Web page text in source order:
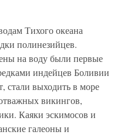
Тихого океана
полинезийцев.
на воду были первые
индейцев Боливии
стали выходить в море
викингов,
Каяки эскимосов и
галеоны и